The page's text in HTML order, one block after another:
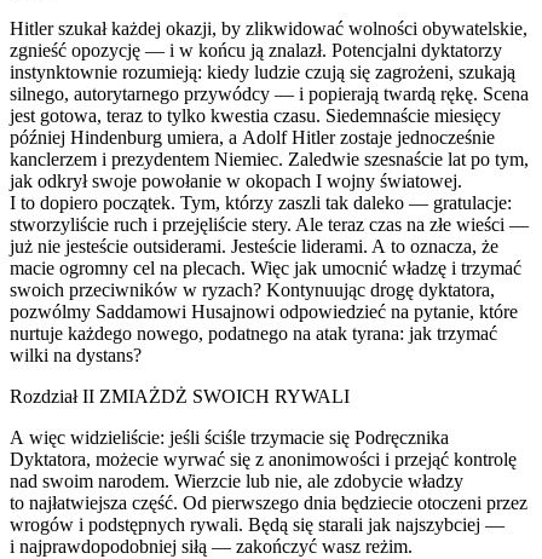
Hitler szukał każdej okazji, by zlikwidować wolności obywatelskie,
zgnieść opozycję — i w końcu ją znalazł. Potencjalni dyktatorzy
instynktownie rozumieją: kiedy ludzie czują się zagrożeni, szukają
silnego, autorytarnego przywódcy — i popierają twardą rękę. Scena
jest gotowa, teraz to tylko kwestia czasu. Siedemnaście miesięcy
później Hindenburg umiera, a Adolf Hitler zostaje jednocześnie
kanclerzem i prezydentem Niemiec. Zaledwie szesnaście lat po tym,
jak odkrył swoje powołanie w okopach I wojny światowej.
I to dopiero początek. Tym, którzy zaszli tak daleko — gratulacje:
stworzyliście ruch i przejęliście stery. Ale teraz czas na złe wieści —
już nie jesteście outsiderami. Jesteście liderami. A to oznacza, że
macie ogromny cel na plecach. Więc jak umocnić władzę i trzymać
swoich przeciwników w ryzach? Kontynuując drogę dyktatora,
pozwólmy Saddamowi Husajnowi odpowiedzieć na pytanie, które
nurtuje każdego nowego, podatnego na atak tyrana: jak trzymać
wilki na dystans?
Rozdział II ZMIAŻDŻ SWOICH RYWALI
A więc widzieliście: jeśli ściśle trzymacie się Podręcznika
Dyktatora, możecie wyrwać się z anonimowości i przejąć kontrolę
nad swoim narodem. Wierzcie lub nie, ale zdobycie władzy
to najłatwiejsza część. Od pierwszego dnia będziecie otoczeni przez
wrogów i podstępnych rywali. Będą się starali jak najszybciej —
i najprawdopodobniej siłą — zakończyć wasz reżim.